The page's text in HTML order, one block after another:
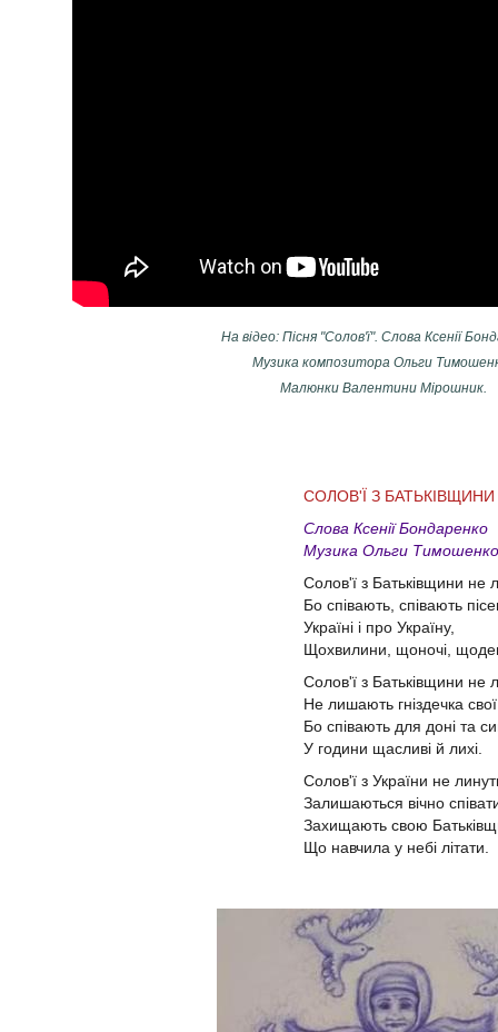
На відео: Пісня "Солов'ї". Слова Ксенії
Музика композитора Ольги
Малюнки Валентини Мірошник.
СОЛОВ'Ї З
Слова Ксенії Бондаренко
Музика Ольги
Солов'ї з Батьківщини не
Бо співають, співають
Україні і про Україну,
Щохвилини, щоночі,
Солов'ї з Батьківщини не
Не лишають гніздечка
Бо співають для доні та
У години щасливі й лихі.
Солов'ї з України не
Залишаються вічно
Захищають свою
Що навчила у небі літати.